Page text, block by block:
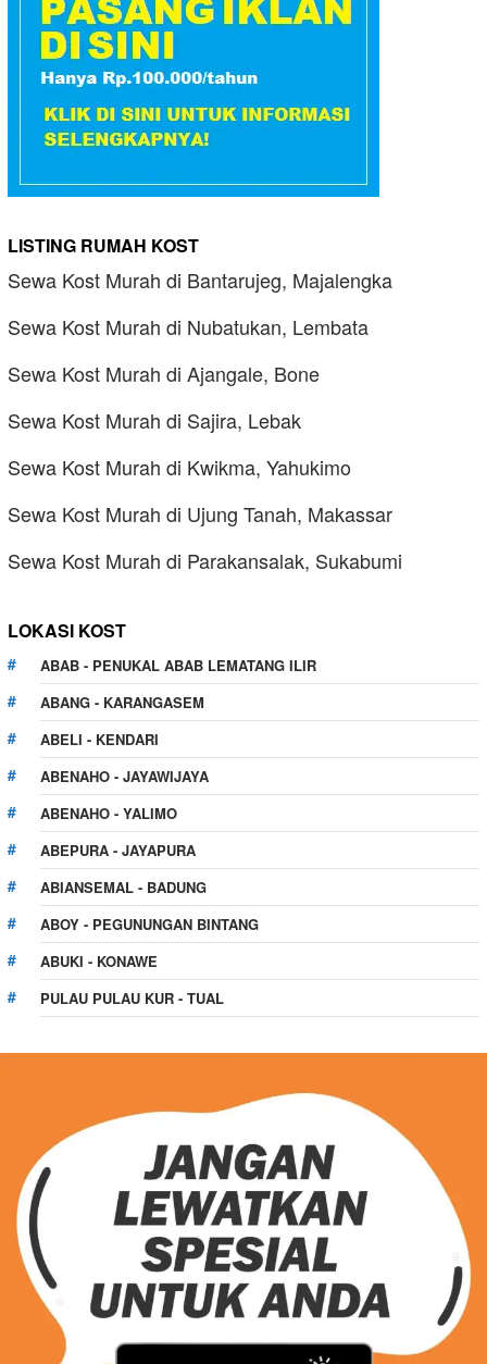
LISTING RUMAH KOST
Sewa Kost Murah di Bantarujeg, Majalengka
Sewa Kost Murah di Nubatukan, Lembata
Sewa Kost Murah di Ajangale, Bone
Sewa Kost Murah di Sajira, Lebak
Sewa Kost Murah di Kwikma, Yahukimo
Sewa Kost Murah di Ujung Tanah, Makassar
Sewa Kost Murah di Parakansalak, Sukabumi
LOKASI KOST
ABAB - PENUKAL ABAB LEMATANG ILIR
ABANG - KARANGASEM
ABELI - KENDARI
ABENAHO - JAYAWIJAYA
ABENAHO - YALIMO
ABEPURA - JAYAPURA
ABIANSEMAL - BADUNG
ABOY - PEGUNUNGAN BINTANG
ABUKI - KONAWE
PULAU PULAU KUR - TUAL